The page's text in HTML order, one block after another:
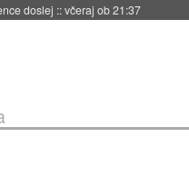
inteligence::včeraj ob 21:23